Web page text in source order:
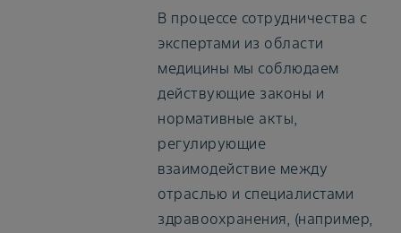
В процессе сотрудничества с
экспертами из области
медицины мы соблюдаем
действующие законы и
нормативные акты,
регулирующие
взаимодействие между
отраслью и специалистами
здравоохранения, (например,